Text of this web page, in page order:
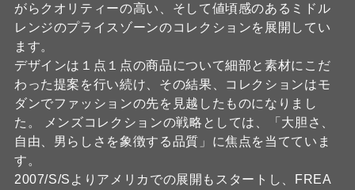
がらクオリティーの高い、そして値頃感のあるミドル
レンジのプライスゾーンのコレクションを展開してい
ます。
デザインは１点１点の商品について細部と素材にこだ
わった提案を行い続け、その結果、コレクションはモ
ダンでファッションの先を見越したものになりまし
た。 メンズコレクションの戦略としては、「大胆さ、
自由、男らしさを象徴する品質」に焦点を当てていま
す。
2007/S/Sよりアメリカでの展開もスタートし、FREA